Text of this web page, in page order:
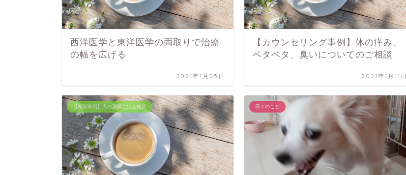
西洋医学と東洋医学の両取りで治療
の幅を広げる
2021年1月25日
【カウンセリング事例】体の痒み、
ベタベタ、臭いについてのご相談
2021年1月11日
【相談事例】犬の薬膳ごはん相談 日々のこと